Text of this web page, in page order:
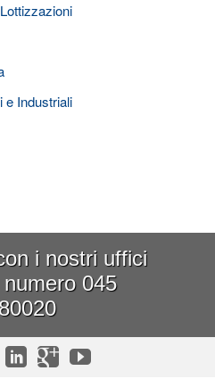
e Industriali
i nostri uffici
045